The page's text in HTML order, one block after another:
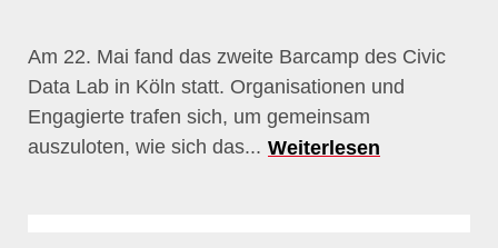
Am 22. Mai fand das zweite Barcamp des Civic
Data Lab in Köln statt. Organisationen und
Engagierte trafen sich, um gemeinsam
auszuloten, wie sich das... Weiterlesen